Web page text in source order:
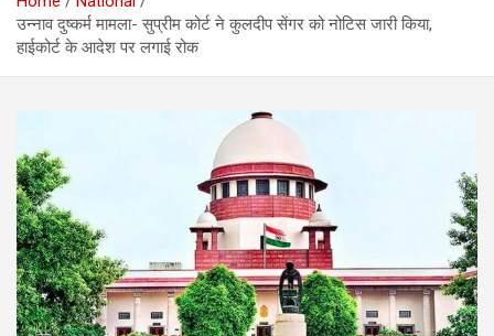
उन्नाव दुष्कर्म मामला- सुप्रीम कोर्ट ने कुलदीप सेंगर को नोटिस जारी किया,
हाईकोर्ट के आदेश पर लगाई रोक